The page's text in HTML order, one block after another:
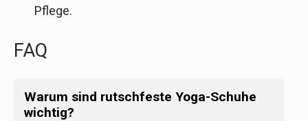
Pflege.
FAQ
Warum sind rutschfeste Yoga-Schuhe
wichtig?